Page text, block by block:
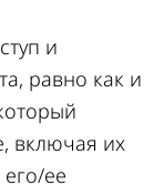
и
равно как и
включая их
ее